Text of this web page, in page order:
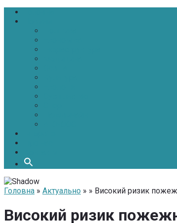
Головна » Актуально » » Високий ризик
Високий ризик